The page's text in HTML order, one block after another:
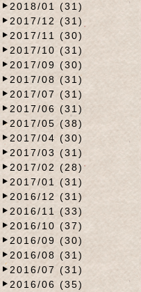
2018/01 (31)
2017/12 (31)
2017/11 (30)
2017/10 (31)
2017/09 (30)
2017/08 (31)
2017/07 (31)
2017/06 (31)
2017/05 (38)
2017/04 (30)
2017/03 (31)
2017/02 (28)
2017/01 (31)
2016/12 (31)
2016/11 (33)
2016/10 (37)
2016/09 (30)
2016/08 (31)
2016/07 (31)
2016/06 (35)